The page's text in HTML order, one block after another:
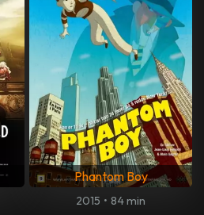
Phantom Boy
2015 • 84 min